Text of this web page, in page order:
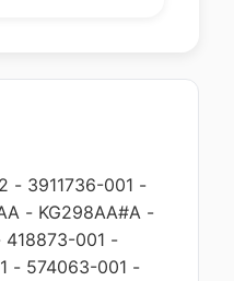
- 3911736-001 -
- KG298AA#A -
418873-001 -
- 574063-001 -